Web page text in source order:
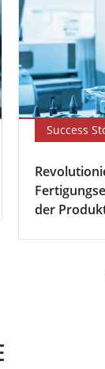
Success
der